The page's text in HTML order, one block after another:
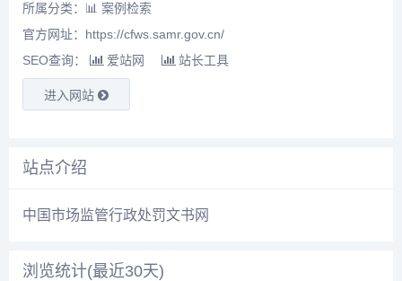
所属分类： 📊 案例检索
官方网址：https://cfws.samr.gov.cn/
SEO查询：
爱站网 站长工具
进入网站
站点介绍
中国市场监管行政处罚文书网
浏览统计(最近30天)